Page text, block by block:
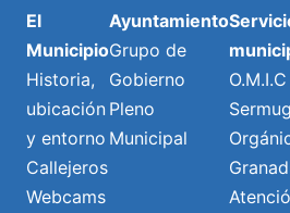
El
Municipio
Historia,
ubicación
y entorno
Callejeros
Webcams
Ayuntamiento
Grupo de
Gobierno
Pleno
Municipal
O.M.I.C